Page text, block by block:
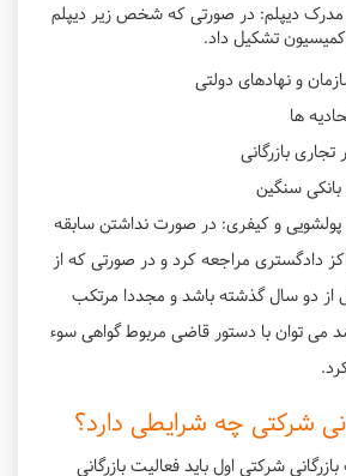
دیپلم: در صورتی که شخص زیر دیپلم
تشکیل داد.
و نهادهای دولتی
ها
بازرگانی
سنگین
پولشویی و کیفری: در صورت نداشتن سابقه
دادگستری مراجعه کرد و در صورتی که از
دو سال گذشته باشد و مجددا مرتکب
می توان با دستور قاضی مربوط گواهی سوء
شرکتی چه شرایطی دارد؟
شرکتی اول باید فعالیت بازرگانی